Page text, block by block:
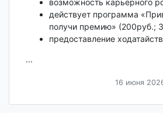
возможность карьерного
действует программа
получи премию» (200руб.;
предоставление
...
16 июня